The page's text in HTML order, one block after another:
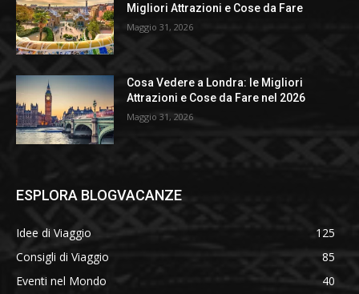
Migliori Attrazioni e Cose da Fare
Maggio 31, 2026
Cosa Vedere a Londra: le Migliori
Attrazioni e Cose da Fare nel 2026
Maggio 31, 2026
ESPLORA BLOGVACANZE
Idee di Viaggio
125
Consigli di Viaggio
85
Eventi nel Mondo
40